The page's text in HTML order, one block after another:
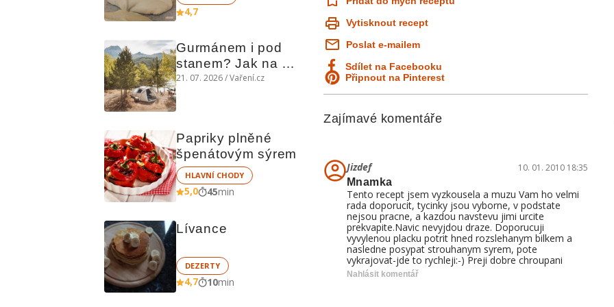
4,7
Gurmánem i pod
stanem? Jak na
polní kuchyni a na
21. 07. 2026 / Vaření.cz
Papriky plněné
špenátovým sýrem
HLAVNÍ CHODY
5,0 45min
Lívance
DEZERTY
4,7 10min
Vytisknout recept
Poslat e-mailem
Sdílet na Facebooku
Připnout na Pinterest
Zajímavé komentáře
Jizdef
10. 01. 2010 18:35
Mnamka
Tento recept jsem vyzkousela a muzu Vam ho velmi
rada doporucit, tycinky jsou vyborne, v podstate
nejsou pracne, a kazdou navstevu jimi urcite
prekvapite.Navic nevyjdou draze. Doporucuji
vyvylenou placku potrit hned rozslehanym bilkem a
nasledne posypat strouhanym syrem, pote
vykrajovat-jde to rychleji:-) Preji dobre chroupani
Nahlásit komentář